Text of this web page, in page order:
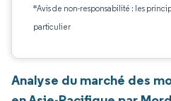
*Avis de non-responsabilité : les
particulier
Analyse du marché des